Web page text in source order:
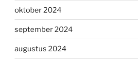
oktober 2024
september 2024
augustus 2024